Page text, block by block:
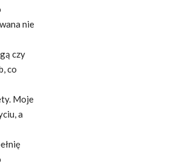
nie
czy
co
Moje
a